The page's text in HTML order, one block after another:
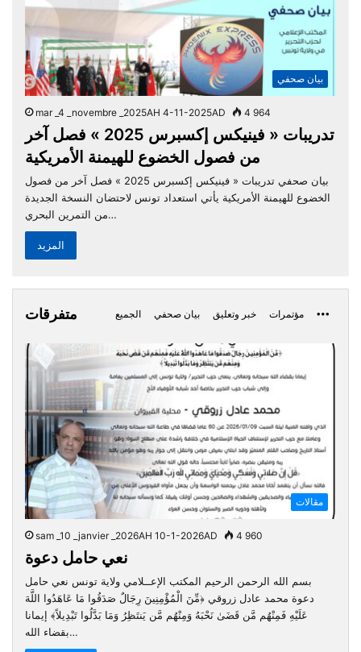
بيان صحفي
mar _4 _novembre _2025AH 4-11-2025AD 4 964
تدريبات « فينيكس إكسبرس 2025 » فصل آخر
من فصول الخضوع للهيمنة الأمريكية
بيان صحفي تدريبات « فينيكس إكسبرس 2025 » فصل آخر من فصول
الخضوع للهيمنة الأمريكية يأتي استعداد تونس لاحتضان النسخة الجديدة
من التمرين البحري…
المزيد
متفرقات الجميع بيان صحفي خبر وتعليق مؤتمرات
مقالات
sam _10 _janvier _2026AH 10-1-2026AD 4 960
نعي حامل دعوة
بسم الله الرحمن الرحيم المكتب الإعــلامي ولاية تونس نعي حامل
دعوة محمد عادل زروقي ﴿مِّنَ الْمُؤْمِنِينَ رِجَالٌ صَدَقُوا مَا عَاهَدُوا اللَّهَ
عَلَيْهِ فَمِنْهُم مَّن قَضَىٰ نَحْبَهُ وَمِنْهُم مَّن يَنتَظِرُ وَمَا بَدَّلُوا تَبْدِيلاً﴾ إيمانا
بقضاء الله…